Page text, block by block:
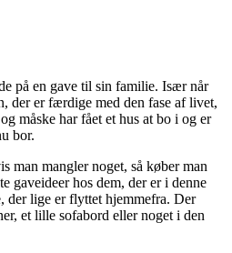
på en gave til sin familie. Især når
der er færdige med den fase af livet,
måske har fået et hus at bo i og er
bor.
man mangler noget, så køber man
gaveideer hos dem, der er i denne
der lige er flyttet hjemmefra. Der
et lille sofabord eller noget i den